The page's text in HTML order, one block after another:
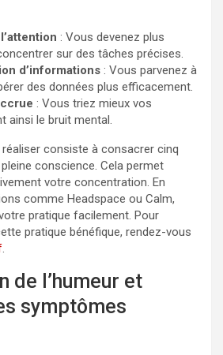
: Vous devenez plus
sur des tâches précises.
d’informations : Vous parvenez à
des données plus efficacement.
: Vous triez mieux vos
ainsi le bruit mental.
consiste à consacrer cinq
conscience. Cela permet
votre concentration. En
comme Headspace ou Calm,
pratique facilement. Pour
pratique bénéfique, rendez-vous
.
de l’humeur et
symptômes